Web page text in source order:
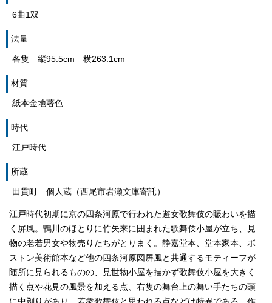
6曲1双
法量
各隻 縦95.5cm 横263.1cm
材質
紙本金地著色
時代
江戸時代
所蔵
田貫町 個人蔵（西尾市岩瀬文庫寄託）
江戸時代初期に京の四条河原で行われた遊女歌舞伎の賑わいを描
く屏風。鴨川のほとりに竹矢来に囲まれた歌舞伎小屋が立ち、見
物の老若男女や物売りたちがとりまく。静嘉堂本、堂本家本、ボ
ストン美術館本など他の四条河原図屏風と共通するモティーフが
随所に見られるものの、見世物小屋を描かず歌舞伎小屋を大きく
描く点や花見の風景を加える点、右隻の舞台上の舞い手たちの頭